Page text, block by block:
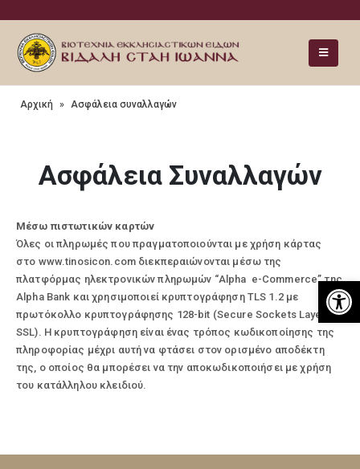
Αρχική » Ασφάλεια συναλλαγών
Ασφάλεια Συναλλαγών
Μέσω πιστωτικών καρτών
Όλες οι πληρωμές που πραγματοποιούνται με χρήση κάρτας
στο www.tinosicon.com διεκπεραιώνονται μέσω της
πλατφόρμας ηλεκτρονικών πληρωμών “Alpha e-Commerce” της
Alpha Bank και χρησιμοποιεί κρυπτογράφηση TLS 1.2 με
πρωτόκολλο κρυπτογράφησης 128-bit (Secure Sockets Layer –
SSL). Η κρυπτογράφηση είναι ένας τρόπος κωδικοποίησης της
πληροφορίας μέχρι αυτή να φτάσει στον ορισμένο αποδέκτη
της, ο οποίος θα μπορέσει να την αποκωδικοποιήσει με χρήση
του κατάλληλου κλειδιού.